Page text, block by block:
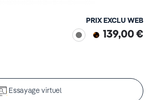
PRIX EXCLU WEB
139,00 €
Essayage virtuel